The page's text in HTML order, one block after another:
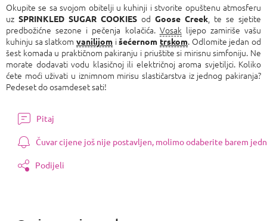
Okupite se sa svojom obitelji u kuhinji i stvorite opuštenu atmosferu
uz SPRINKLED SUGAR COOKIES od Goose Creek , te se sjetite
predbožićne sezone i pečenja kolačića. Vosak lijepo zamiriše vašu
kuhinju sa slatkom vanilijom išećernom trskom. Odlomite jedan od
šest komada u praktičnom pakiranju i priuštite si mirisnu simfoniju. Ne
morate dodavati vodu klasičnoj ili električnoj aroma svjetiljci. Koliko
ćete moći uživati ​​u iznimnom mirisu slastičarstva iz jednog pakiranja?
Pedeset do osamdeset sati!
Pitaj
Čuvar cijene još nije postavljen, molimo odaberite barem
Podijeli